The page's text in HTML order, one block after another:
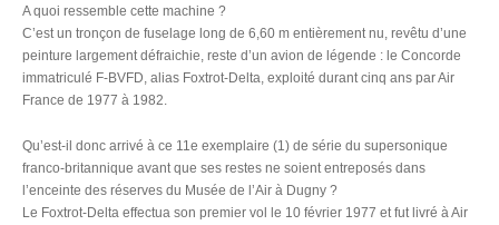
A quoi ressemble cette machine ?
C’est un tronçon de fuselage long de 6,60 m entièrement nu, revêtu d’une
peinture largement défraichie, reste d’un avion de légende : le Concorde
immatriculé F-BVFD, alias Foxtrot-Delta, exploité durant cinq ans par Air
France de 1977 à 1982.
Qu’est-il donc arrivé à ce 11e exemplaire (1) de série du supersonique
franco-britannique avant que ses restes ne soient entreposés dans
l’enceinte des réserves du Musée de l’Air à Dugny ?
Le Foxtrot-Delta effectua son premier vol le 10 février 1977 et fut livré à Air